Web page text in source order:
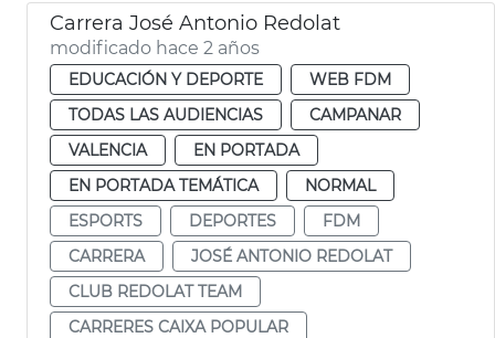
Carrera José Antonio Redolat
modificado hace 2 años
EDUCACIÓN Y DEPORTE
WEB FDM
TODAS LAS AUDIENCIAS
CAMPANAR
VALENCIA
EN PORTADA
EN PORTADA TEMÁTICA
NORMAL
ESPORTS
DEPORTES
FDM
CARRERA
JOSÉ ANTONIO REDOLAT
CLUB REDOLAT TEAM
CARRERES CAIXA POPULAR